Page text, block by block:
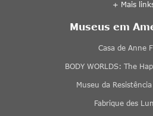
+ Mais
Museus em
Casa de Anne
BODY WORLDS: The
Museu da
Fabrique des